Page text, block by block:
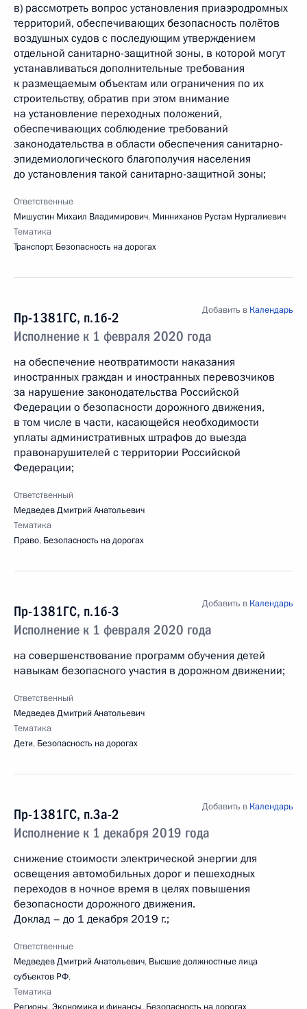
в) рассмотреть вопрос установления приаэродромных
территорий, обеспечивающих безопасность полётов
воздушных судов с последующим утверждением
отдельной санитарно-защитной зоны, в которой могут
устанавливаться дополнительные требования
к размещаемым объектам или ограничения по их
строительству, обратив при этом внимание
на установление переходных положений,
обеспечивающих соблюдение требований
законодательства в области обеспечения санитарно-
эпидемиологического благополучия населения
до установления такой санитарно-защитной зоны;
Ответственные
Мишустин Михаил Владимирович, Минниханов Рустам Нургалиевич
Тематика
Транспорт, Безопасность на дорогах
Пр-1381ГС, п.1б-2
Исполнение к 1 февраля 2020 года
Добавить в Календарь
на обеспечение неотвратимости наказания
иностранных граждан и иностранных перевозчиков
за нарушение законодательства Российской
Федерации о безопасности дорожного движения,
в том числе в части, касающейся необходимости
уплаты административных штрафов до выезда
правонарушителей с территории Российской
Федерации;
Ответственный
Медведев Дмитрий Анатольевич
Тематика
Право, Безопасность на дорогах
Пр-1381ГС, п.1б-3
Исполнение к 1 февраля 2020 года
Добавить в Календарь
на совершенствование программ обучения детей
навыкам безопасного участия в дорожном движении;
Ответственный
Медведев Дмитрий Анатольевич
Тематика
Дети, Безопасность на дорогах
Пр-1381ГС, п.3а-2
Исполнение к 1 декабря 2019 года
Добавить в Календарь
снижение стоимости электрической энергии для
освещения автомобильных дорог и пешеходных
переходов в ночное время в целях повышения
безопасности дорожного движения.
Доклад – до 1 декабря 2019 г.;
Ответственные
Медведев Дмитрий Анатольевич, Высшие должностные лица
субъектов РФ,
Тематика